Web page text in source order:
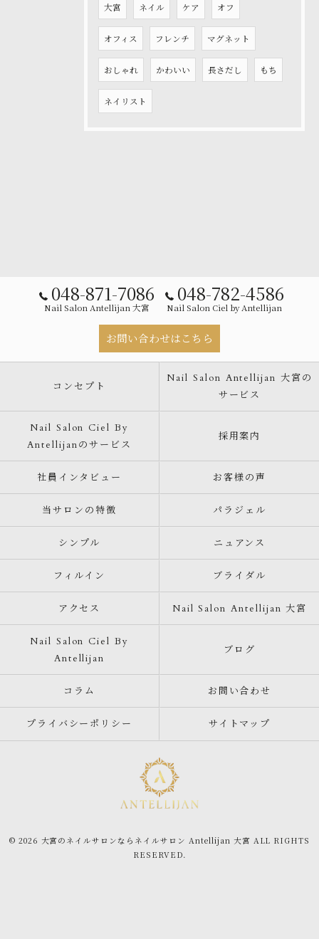
大宮 ネイル ケア オフ
オフィス フレンチ マグネット
おしゃれ かわいい 長さだし もち
ネイリスト
048-871-7086
Nail Salon Antellijan 大宮
048-782-4586
Nail Salon Ciel by Antellijan
お問い合わせはこちら
コンセプト
Nail Salon Antellijan 大宮の
サービス
Nail Salon Ciel By
Antellijanのサービス
採用案内
社員インタビュー お客様の声
当サロンの特徴 パラジェル
シンプル ニュアンス
フィルイン ブライダル
アクセス Nail Salon Antellijan 大宮
Nail Salon Ciel By
Antellijan
ブログ
コラム お問い合わせ
プライバシーポリシー サイトマップ
© 2026 大宮のネイルサロンならネイルサロン Antellijan 大宮 ALL RIGHTS
RESERVED.